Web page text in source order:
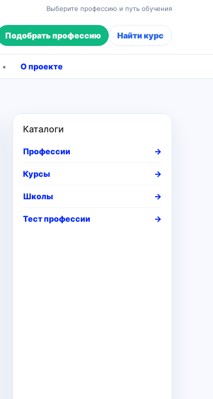
Выберите профессию и путь обучения
Подобрать профессию Найти курс
О проекте
Каталоги
Профессии →
Курсы →
Школы →
Тест профессии →